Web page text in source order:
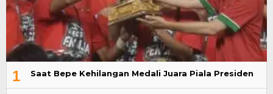
1 Saat Bepe Kehilangan Medali Juara Piala Presiden